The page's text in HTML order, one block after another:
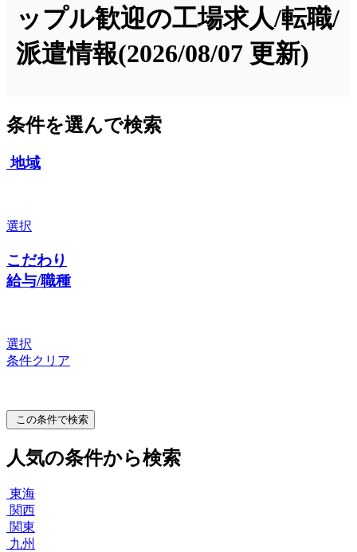
ップル歓迎の工場求人/転職/
派遣情報(2026/08/07 更新)
条件を選んで検索
地域
選択
こだわり
給与/職種
選択
条件クリア
この条件で検索
人気の条件から検索
東海
関西
関東
九州